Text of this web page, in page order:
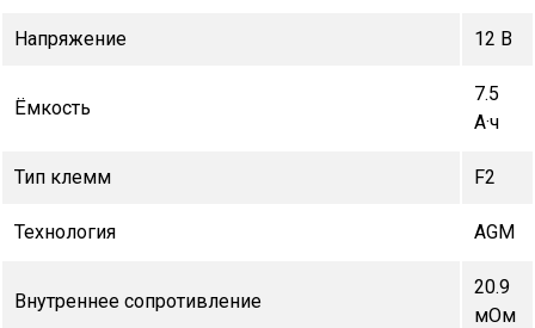
Напряжение 12 В
Ёмкость
7.5
А·ч
Тип клемм F2
Технология AGM
Внутреннее сопротивление
20.9
мОм